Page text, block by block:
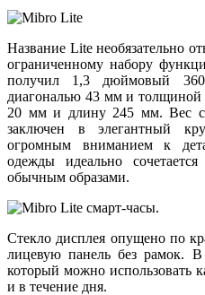
Название Lite необязательно
ограниченному набору
получил 1,3 дюймовый
диагональю 43 мм и
20 мм и длину 245 мм. Вес с
заключен в элегантный
огромным вниманием к
одежды идеально
обычным образами.
Стекло дисплея опущено по
лицевую панель без рамок. В
который можно использовать
и в течение дня.